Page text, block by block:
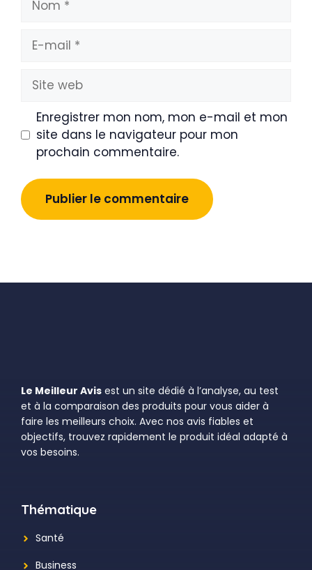
mail
Site
web
Enregistrer mon nom, mon e-mail et mon
site dans le navigateur pour mon
prochain commentaire.
Le Meilleur Avis est un site dédié à l’analyse, au test
et à la comparaison des produits pour vous aider à
faire les meilleurs choix. Avec nos avis fiables et
objectifs, trouvez rapidement le produit idéal adapté à
vos besoins.
Thématique
Santé
Business